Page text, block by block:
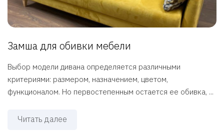
Замша для обивки мебели
Выбор модели дивана определяется различными
критериями: размером, назначением, цветом,
функционалом. Но первостепенным остается ее обивка, ...
Читать далее